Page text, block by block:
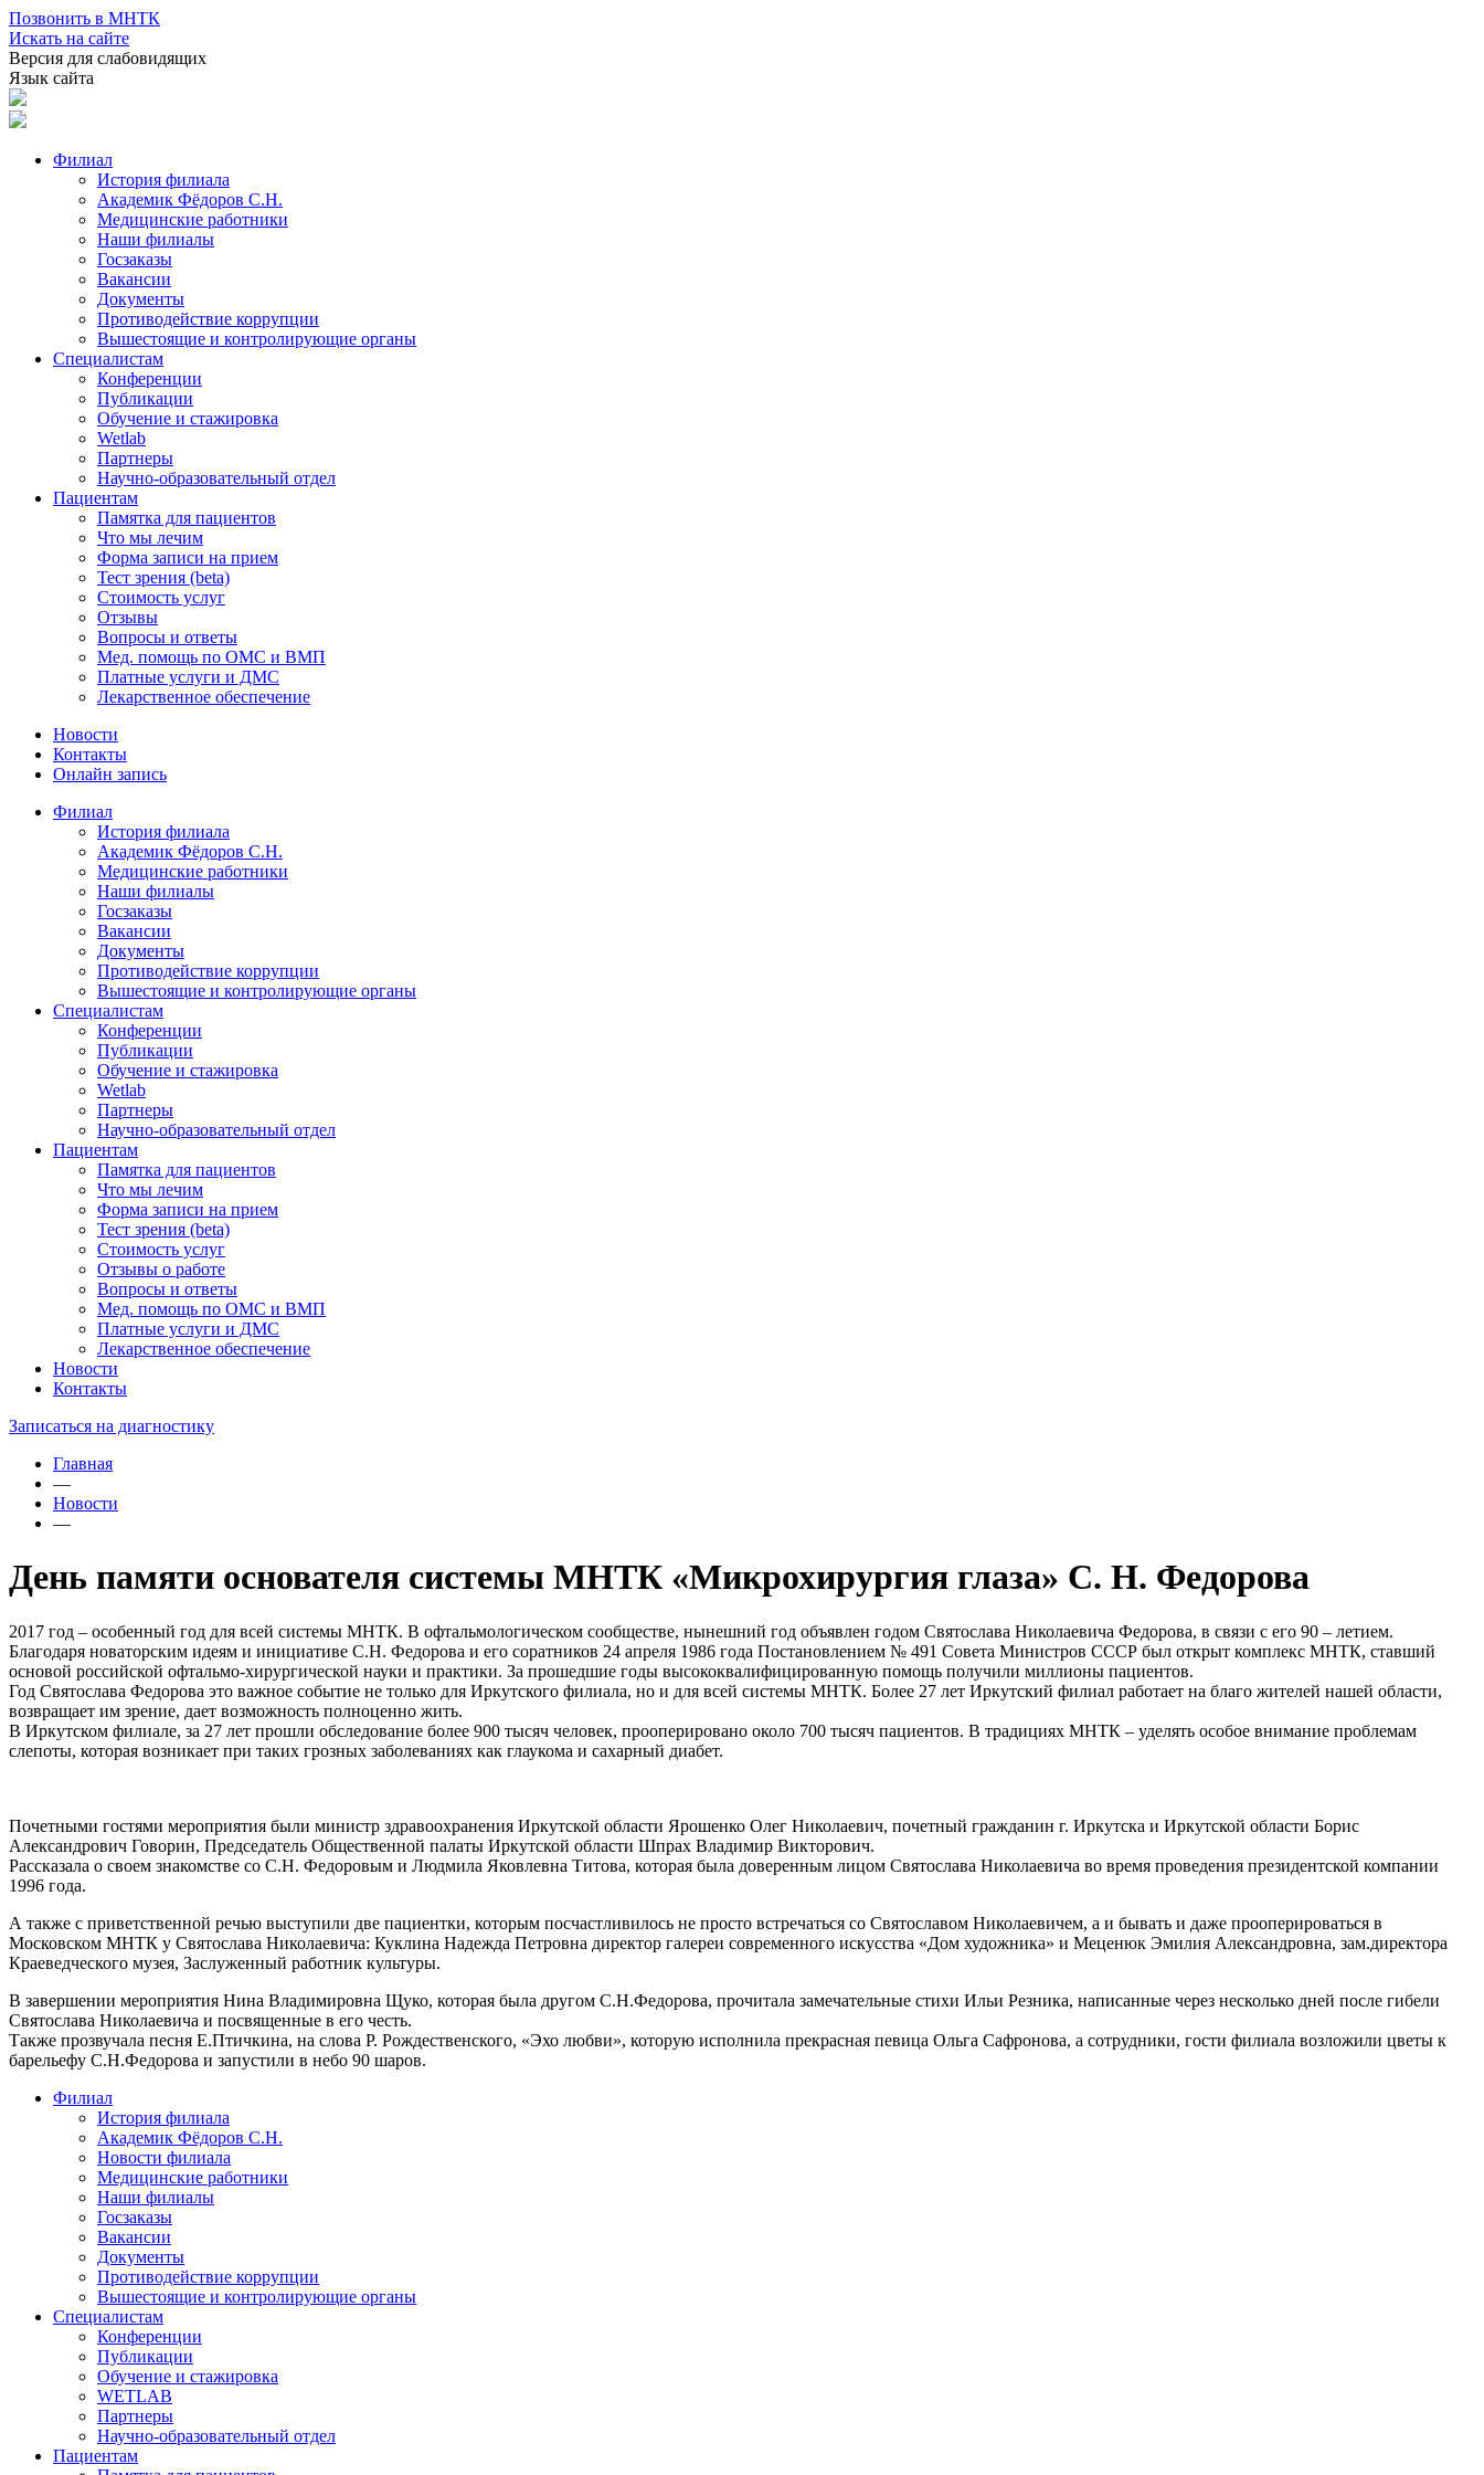
Позвонить в МНТК
Искать на сайте
Версия для слабовидящих
Язык сайта
Филиал
История филиала
Академик Фёдоров С.Н.
Медицинские работники
Наши филиалы
Госзаказы
Вакансии
Документы
Противодействие коррупции
Вышестоящие и контролирующие органы
Специалистам
Конференции
Публикации
Обучение и стажировка
Wetlab
Партнеры
Научно-образовательный отдел
Пациентам
Памятка для пациентов
Что мы лечим
Форма записи на прием
Тест зрения (beta)
Стоимость услуг
Отзывы
Вопросы и ответы
Мед. помощь по ОМС и ВМП
Платные услуги и ДМС
Лекарственное обеспечение
Новости
Контакты
Онлайн запись
Филиал
История филиала
Академик Фёдоров С.Н.
Медицинские работники
Наши филиалы
Госзаказы
Вакансии
Документы
Противодействие коррупции
Вышестоящие и контролирующие органы
Специалистам
Конференции
Публикации
Обучение и стажировка
Wetlab
Партнеры
Научно-образовательный отдел
Пациентам
Памятка для пациентов
Что мы лечим
Форма записи на прием
Тест зрения (beta)
Стоимость услуг
Отзывы о работе
Вопросы и ответы
Мед. помощь по ОМС и ВМП
Платные услуги и ДМС
Лекарственное обеспечение
Новости
Контакты
Записаться на диагностику
Главная
—
Новости
—
День памяти основателя системы МНТК «Микрохирургия глаза» С. Н. Федорова
2017 год – особенный год для всей системы МНТК. В офтальмологическом сообществе, нынешний год объявлен годом Святослава Николаевича Федорова, в связи с его 90 – летием.
Благодаря новаторским идеям и инициативе С.Н. Федорова и его соратников 24 апреля 1986 года Постановлением № 491 Совета Министров СССР был открыт комплекс МНТК, ставший
основой российской офтальмо-хирургической науки и практики. За прошедшие годы высококвалифицированную помощь получили миллионы пациентов.
Год Святослава Федорова это важное событие не только для Иркутского филиала, но и для всей системы МНТК. Более 27 лет Иркутский филиал работает на благо жителей нашей области,
возвращает им зрение, дает возможность полноценно жить.
В Иркутском филиале, за 27 лет прошли обследование более 900 тысяч человек, прооперировано около 700 тысяч пациентов. В традициях МНТК – уделять особое внимание проблемам
слепоты, которая возникает при таких грозных заболеваниях как глаукома и сахарный диабет.
Почетными гостями мероприятия были министр здравоохранения Иркутской области Ярошенко Олег Николаевич, почетный гражданин г. Иркутска и Иркутской области Борис
Александрович Говорин, Председатель Общественной палаты Иркутской области Шпрах Владимир Викторович.
Рассказала о своем знакомстве со С.Н. Федоровым и Людмила Яковлевна Титова, которая была доверенным лицом Святослава Николаевича во время проведения президентской компании
1996 года.
А также с приветственной речью выступили две пациентки, которым посчастливилось не просто встречаться со Святославом Николаевичем, а и бывать и даже прооперироваться в
Московском МНТК у Святослава Николаевича: Куклина Надежда Петровна директор галереи современного искусства «Дом художника» и Меценюк Эмилия Александровна, зам.директора
Краеведческого музея, Заслуженный работник культуры.
В завершении мероприятия Нина Владимировна Щуко, которая была другом С.Н.Федорова, прочитала замечательные стихи Ильи Резника, написанные через несколько дней после гибели
Святослава Николаевича и посвященные в его честь.
Также прозвучала песня Е.Птичкина, на слова Р. Рождественского, «Эхо любви», которую исполнила прекрасная певица Ольга Сафронова, а сотрудники, гости филиала возложили цветы к
барельефу С.Н.Федорова и запустили в небо 90 шаров.
Филиал
История филиала
Академик Фёдоров С.Н.
Новости филиала
Медицинские работники
Наши филиалы
Госзаказы
Вакансии
Документы
Противодействие коррупции
Вышестоящие и контролирующие органы
Специалистам
Конференции
Публикации
Обучение и стажировка
WETLAB
Партнеры
Научно-образовательный отдел
Пациентам